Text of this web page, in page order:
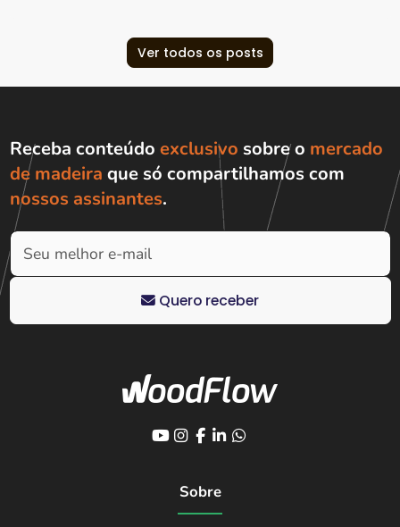
Ver todos os posts
Receba conteúdo exclusivo sobre o mercado
de madeira que só compartilhamos com
nossos assinantes.
Quero receber
Sobre